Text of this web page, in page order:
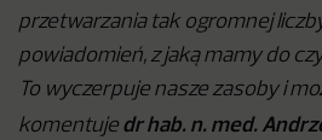
przetwarzania tak ogromnej
powiadomień, z jaką mamy do
To wyczerpuje nasze zasoby i
komentuje dr hab. n. med.